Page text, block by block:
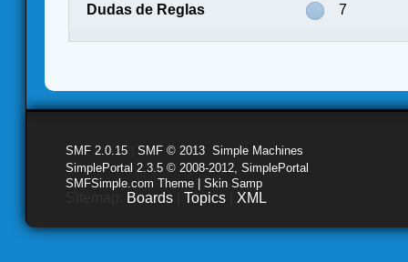
Dudas de Reglas
7
SMF 2.0.15 SMF © 2013 Simple Machines
SimplePortal 2.3.5 © 2008-2012, SimplePortal
SMFSimple.com Theme | Skin Samp
Boards Topics XML